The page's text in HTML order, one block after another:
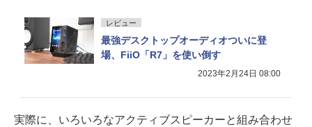
レビュー
最強デスクトップオーディオついに登
場、FiiO「R7」を使い倒す
2023年2月24日 08:00
実際に、いろいろなアクティブスピーカーと組み合わせ